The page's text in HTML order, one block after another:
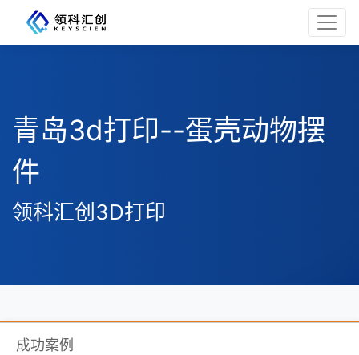
青岛3d打印--蛋壳动物摆
件
领科汇创3D打印
成功案例